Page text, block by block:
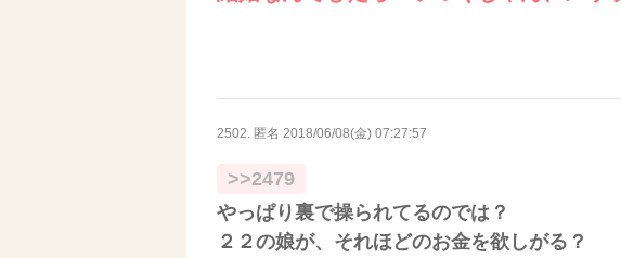
2502. 匿名 2018/06/08(金) 07:27:57
>>2479
やっぱり裏で操られてるのでは？
２２の娘が、それほどのお金を欲しがる？